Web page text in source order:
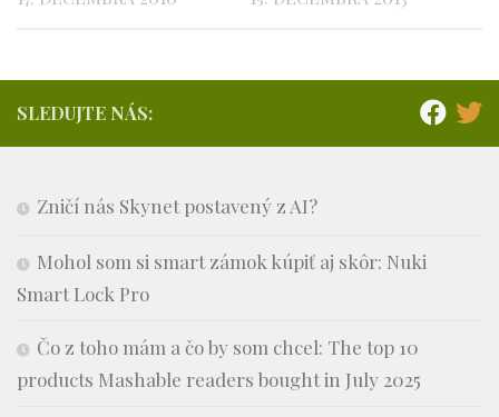
SLEDUJTE NÁS:
Zničí nás Skynet postavený z AI?
Mohol som si smart zámok kúpiť aj skôr: Nuki
Smart Lock Pro
Čo z toho mám a čo by som chcel: The top 10
products Mashable readers bought in July 2025